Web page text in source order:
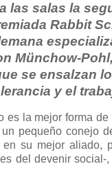
las salas la
Rabbit
Münchow-
se ensalzan
y el
es la mejor forma
pequeño conejo
en su mejor aliado,
del devenir social-